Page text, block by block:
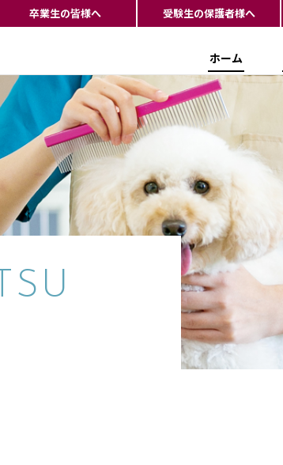
ホーム
卒業生の皆様へ 受験生の保護者様へ